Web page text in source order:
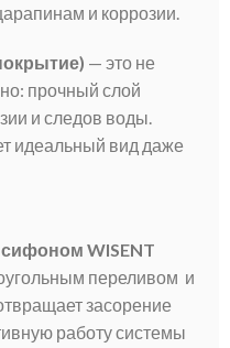
и коррозии.
— это не
прочный слой
и следов воды.
идеальный вид даже
сифоном WISENT
переливом и
засорение
работу системы